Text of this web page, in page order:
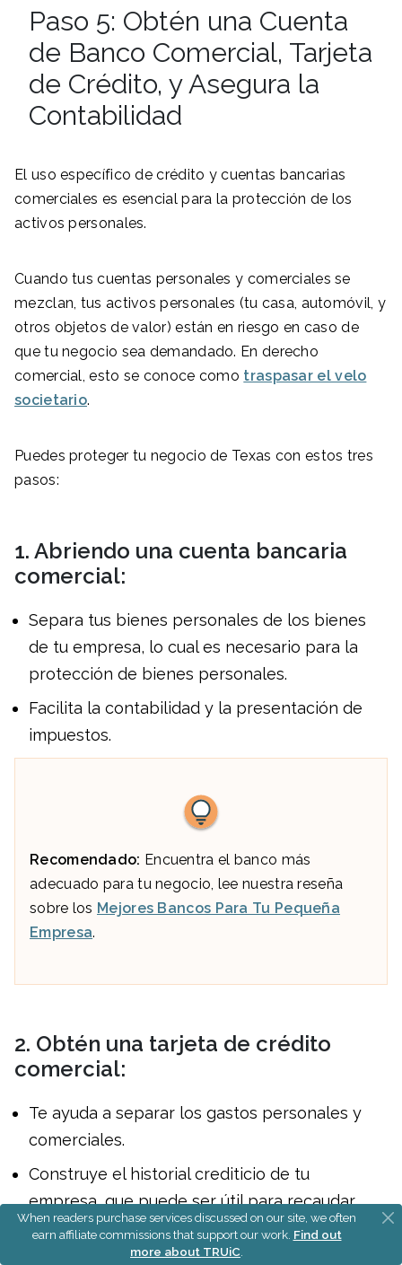
Paso 5: Obtén una Cuenta
de Banco Comercial, Tarjeta
de Crédito, y Asegura la
Contabilidad
El uso específico de crédito y cuentas bancarias
comerciales es esencial para la protección de los
activos personales.
Cuando tus cuentas personales y comerciales se
mezclan, tus activos personales (tu casa, automóvil, y
otros objetos de valor) están en riesgo en caso de
que tu negocio sea demandado. En derecho
comercial, esto se conoce como traspasar el velo
societario.
Puedes proteger tu negocio de Texas con estos tres
pasos:
1. Abriendo una cuenta bancaria
comercial:
Separa tus bienes personales de los bienes
de tu empresa, lo cual es necesario para la
protección de bienes personales.
Facilita la contabilidad y la presentación de
impuestos.
Recomendado: Encuentra el banco más
adecuado para tu negocio, lee nuestra reseña
sobre los Mejores Bancos Para Tu Pequeña
Empresa.
2. Obtén una tarjeta de crédito
comercial:
Te ayuda a separar los gastos personales y
comerciales.
Construye el historial crediticio de tu
empresa, que puede ser útil para recaudar
capital (p. ej.,préstamos para pequeñas
subvenciones para pequeñas
When readers purchase services discussed on our site, we often
earn affiliate commissions that support our work. Find out
more about TRUiC